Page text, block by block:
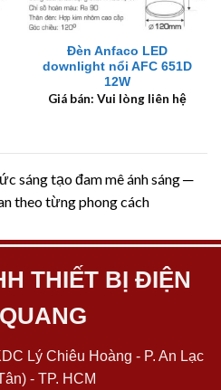
Đèn Anfaco LED
downlight nổi AFC 651D
12W
Giá bán: Vui lòng liên hệ
sáng tạo đam mê ánh sáng ─
theo từng phong cách
THIẾT BỊ ĐIỆN
Lý Chiêu Hoàng - P. An Lạc
- TP. HCM